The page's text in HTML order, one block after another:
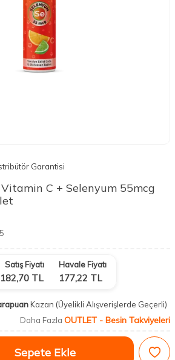
Garantisi
C + Selenyum 55mcg
Satış Fiyatı
182,70 TL
Havale Fiyatı
177,22 TL
Kazan (Üyelikli Alışverişlerde Geçerli)
Daha Fazla OUTLET - Besin Takviyeleri
Sepete Ekle